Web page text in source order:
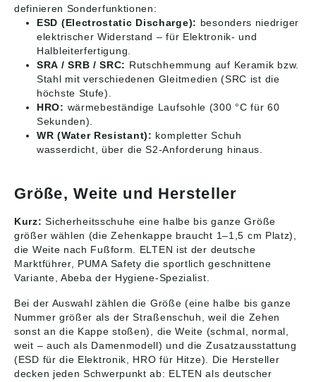
definieren Sonderfunktionen:
ESD (Electrostatic Discharge): besonders niedriger
elektrischer Widerstand – für Elektronik- und
Halbleiterfertigung.
SRA / SRB / SRC: Rutschhemmung auf Keramik bzw.
Stahl mit verschiedenen Gleitmedien (SRC ist die
höchste Stufe).
HRO: wärmebeständige Laufsohle (300 °C für 60
Sekunden).
WR (Water Resistant): kompletter Schuh
wasserdicht, über die S2-Anforderung hinaus.
Größe, Weite und Hersteller
Kurz: Sicherheitsschuhe eine halbe bis ganze Größe
größer wählen (die Zehenkappe braucht 1–1,5 cm Platz),
die Weite nach Fußform. ELTEN ist der deutsche
Marktführer, PUMA Safety die sportlich geschnittene
Variante, Abeba der Hygiene-Spezialist.
Bei der Auswahl zählen die Größe (eine halbe bis ganze
Nummer größer als der Straßenschuh, weil die Zehen
sonst an die Kappe stoßen), die Weite (schmal, normal,
weit – auch als Damenmodell) und die Zusatzausstattung
(ESD für die Elektronik, HRO für Hitze). Die Hersteller
decken jeden Schwerpunkt ab: ELTEN als deutscher